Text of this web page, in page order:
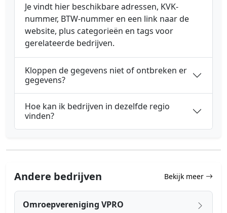
Je vindt hier beschikbare adressen, KVK-
nummer, BTW-nummer en een link naar de
website, plus categorieën en tags voor
gerelateerde bedrijven.
Kloppen de gegevens niet of ontbreken er
gegevens?
Hoe kan ik bedrijven in dezelfde regio
vinden?
Andere bedrijven Bekijk meer
Omroepvereniging VPRO